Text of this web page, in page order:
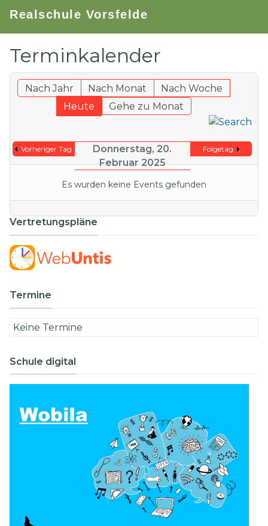
Realschule Vorsfelde
Terminkalender
Nach Jahr Nach Monat
Nach Woche
Heute
Gehe zu Monat
Vorheriger Tag
Donnerstag, 20.
Februar 2025
Folgetag
Es wurden keine Events gefunden
Vertretungspläne
Termine
Keine Termine
Schule digital